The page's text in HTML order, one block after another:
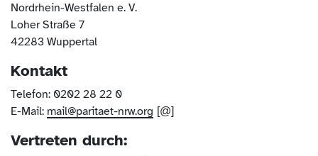
Nordrhein-Westfalen e. V.
Loher Straße 7
42283 Wuppertal
Kontakt
Telefon: 0202 28 22 0
E-Mail: mail@paritaet-nrw.org
Vertreten durch: